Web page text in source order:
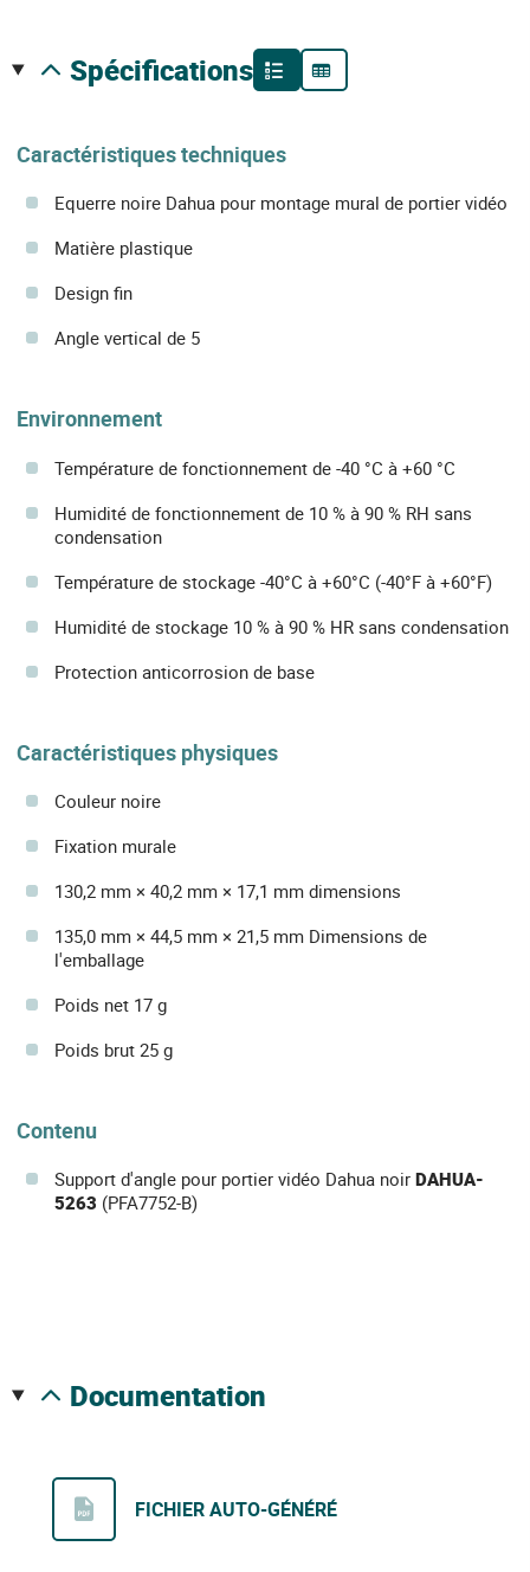
spécifications
Caractéristiques techniques
Equerre noire Dahua pour montage mural de portier vidéo
Matière plastique
Design fin
Angle vertical de 5
Environnement
Température de fonctionnement de -40 °C à +60 °C
Humidité de fonctionnement de 10 % à 90 % RH sans
condensation
Température de stockage -40°C à +60°C (-40°F à +60°F)
Humidité de stockage 10 % à 90 % HR sans condensation
Protection anticorrosion de base
Caractéristiques physiques
Couleur noire
Fixation murale
130,2 mm × 40,2 mm × 17,1 mm dimensions
135,0 mm × 44,5 mm × 21,5 mm Dimensions de
l'emballage
Poids net 17 g
Poids brut 25 g
Contenu
Support d'angle pour portier vidéo Dahua noir DAHUA-
5263 (PFA7752-B)
documentation
FICHIER AUTO-GÉNÉRÉ